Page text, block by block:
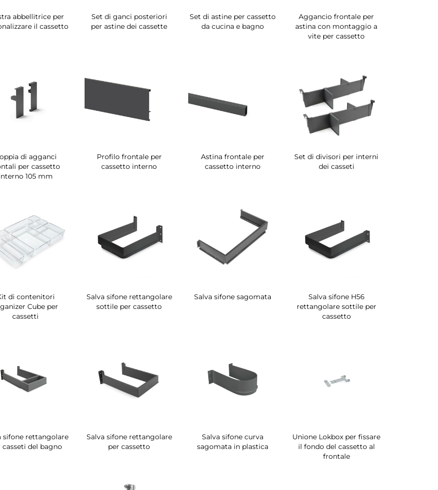
abbellitrice per
il cassetto
Set di ganci posteriori
per astine dei cassette
Set di astine per cassetto
da cucina e bagno
Aggancio frontale per
astina con montaggio a
vite per cassetto
di agganci
per cassetto
105 mm
Profilo frontale per
cassetto interno
Astina frontale per
cassetto interno
Set di divisori per interni
dei casseti
di contenitori
Cube per
cassetti
Salva sifone rettangolare
sottile per cassetto
Salva sifone sagomata
Salva sifone H56
rettangolare sottile per
cassetto
sifone rettangolare
casseti del bagno
Salva sifone rettangolare
per cassetto
Salva sifone curva
sagomata in plastica
Unione Lokbox per fissare
il fondo del cassetto al
frontale